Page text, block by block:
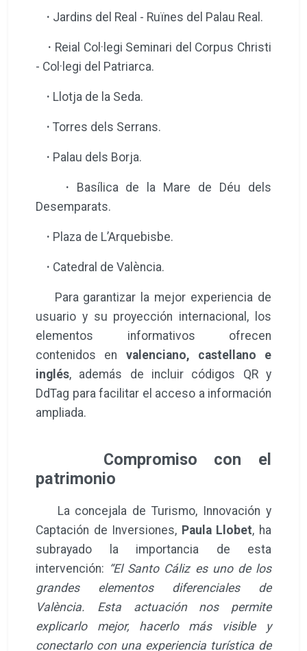
· Jardins del Real - Ruïnes del Palau Real.
· Reial Col·legi Seminari del Corpus Christi
- Col·legi del Patriarca.
· Llotja de la Seda.
· Torres dels Serrans.
· Palau dels Borja.
· Basílica de la Mare de Déu dels
Desemparats.
· Plaza de L’Arquebisbe.
· Catedral de València.
Para garantizar la mejor experiencia de
usuario y su proyección internacional, los
elementos informativos ofrecen
contenidos en valenciano, castellano e
inglés, además de incluir códigos QR y
DdTag para facilitar el acceso a información
ampliada.
Compromiso con el
patrimonio
La concejala de Turismo, Innovación y
Captación de Inversiones, Paula Llobet, ha
subrayado la importancia de esta
intervención: “El Santo Cáliz es uno de los
grandes elementos diferenciales de
València. Esta actuación nos permite
explicarlo mejor, hacerlo más visible y
conectarlo con una experiencia turística de